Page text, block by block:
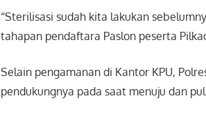
“Sterilisasi sudah kita lakukan
tahapan pendaftara Paslon peserta
Selain pengamanan di Kantor KPU,
pendukungnya pada saat menuju dan